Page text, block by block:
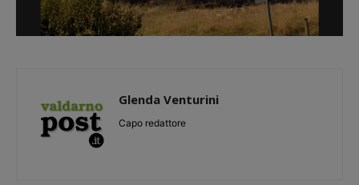
Glenda Venturini
Capo redattore